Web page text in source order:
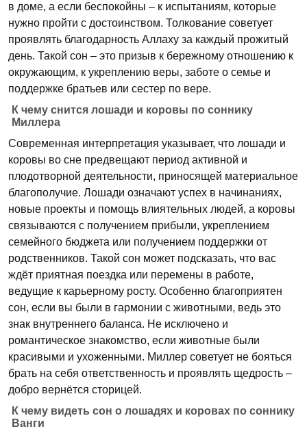
в доме, а если беспокойны – к испытаниям, которые
нужно пройти с достоинством. Толкование советует
проявлять благодарность Аллаху за каждый прожитый
день. Такой сон – это призыв к бережному отношению к
окружающим, к укреплению веры, заботе о семье и
поддержке братьев или сестер по вере.
К чему снится лошади и коровы по соннику
Миллера
Современная интерпретация указывает, что лошади и
коровы во сне предвещают период активной и
плодотворной деятельности, приносящей материальное
благополучие. Лошади означают успех в начинаниях,
новые проекты и помощь влиятельных людей, а коровы
связываются с получением прибыли, укреплением
семейного бюджета или получением поддержки от
родственников. Такой сон может подсказать, что вас
ждёт приятная поездка или перемены в работе,
ведущие к карьерному росту. Особенно благоприятен
сон, если вы были в гармонии с животными, ведь это
знак внутреннего баланса. Не исключено и
романтическое знакомство, если животные были
красивыми и ухоженными. Миллер советует не бояться
брать на себя ответственность и проявлять щедрость –
добро вернётся сторицей.
К чему видеть сон о лошадях и коровах по соннику
Ванги